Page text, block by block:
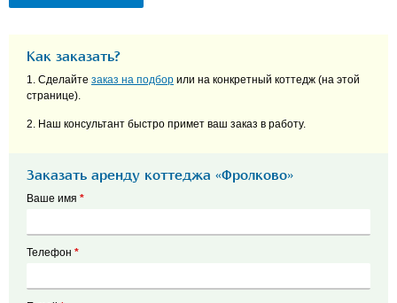
Как заказать?
1. Сделайте заказ на подбор или на конкретный коттедж (на этой
странице).
2. Наш консультант быстро примет ваш заказ в работу.
Заказать аренду коттеджа «Фролково»
Ваше имя *
Телефон *